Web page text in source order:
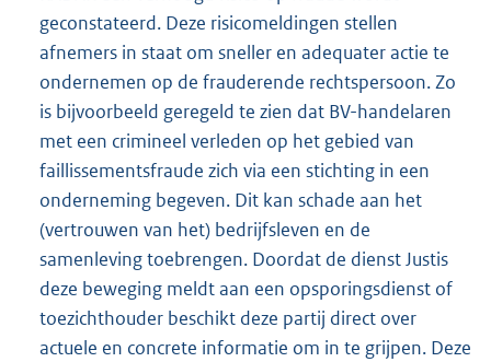
geconstateerd. Deze risicomeldingen stellen
afnemers in staat om sneller en adequater actie te
ondernemen op de frauderende rechtspersoon. Zo
is bijvoorbeeld geregeld te zien dat BV-handelaren
met een crimineel verleden op het gebied van
faillissementsfraude zich via een stichting in een
onderneming begeven. Dit kan schade aan het
(vertrouwen van het) bedrijfsleven en de
samenleving toebrengen. Doordat de dienst Justis
deze beweging meldt aan een opsporingsdienst of
toezichthouder beschikt deze partij direct over
actuele en concrete informatie om in te grijpen. Deze